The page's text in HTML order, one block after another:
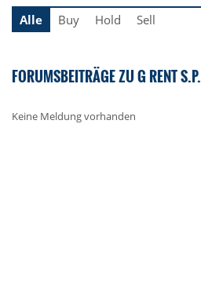
Alle Buy Hold Sell
FORUMSBEITRÄGE ZU G RENT
Keine Meldung vorhanden